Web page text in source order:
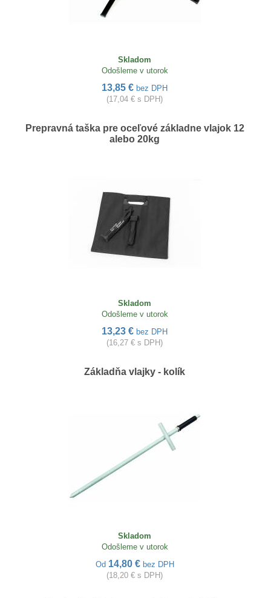
Skladom
Odošleme v utorok
13,85 € bez DPH
(17,04 € s DPH)
Prepravná taška pre oceľové základne vlajok 12
alebo 20kg
Skladom
Odošleme v utorok
13,23 € bez DPH
(16,27 € s DPH)
Základňa vlajky - kolík
Skladom
Odošleme v utorok
Od 14,80 € bez DPH
(18,20 € s DPH)